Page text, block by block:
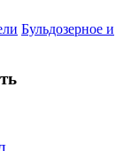
Бульдозерное и